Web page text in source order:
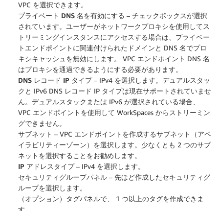
VPC を選択できます。
プライベート DNS 名を有効にする – チェックボックスが選択
されています。ユーザーがネットワークプロキシを使用してス
トリーミングインスタンスにアクセスする場合は、プライベー
トエンドポイントに関連付けられたドメインと DNS 名でプロ
キシキャッシュを無効にします。 VPC エンドポイント DNS 名
はプロキシを通過できるようにする必要があります。
DNS レコード IP タイプ– IPv4 を選択します。デュアルスタッ
クと IPv6 DNS レコード IP タイプは現在サポートされていませ
ん。デュアルスタックまたは IPv6 が選択されている場合、
VPC エンドポイントを使用して WorkSpaces からストリーミン
グできません。
サブネット – VPC エンドポイントを作成するサブネット（アベ
イラビリティーゾーン）を選択します。少なくとも 2 つのサブ
ネットを選択することをお勧めします。
IP アドレスタイプ– IPv4 を選択します。
セキュリティグループパネル – 先ほど作成したセキュリティグ
ループを選択します。
（オプション）
タグパネルで、 1 つ以上のタグを作成できま